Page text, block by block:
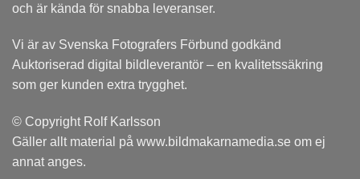
och är kända för snabba leveranser.
Vi är av Svenska Fotografers Förbund godkänd
Auktoriserad digital bildleverantör – en kvalitetssäkring
som ger kunden extra trygghet.
© Copyright Rolf Karlsson
Gäller allt material på www.bildmakarnamedia.se om ej
annat anges.